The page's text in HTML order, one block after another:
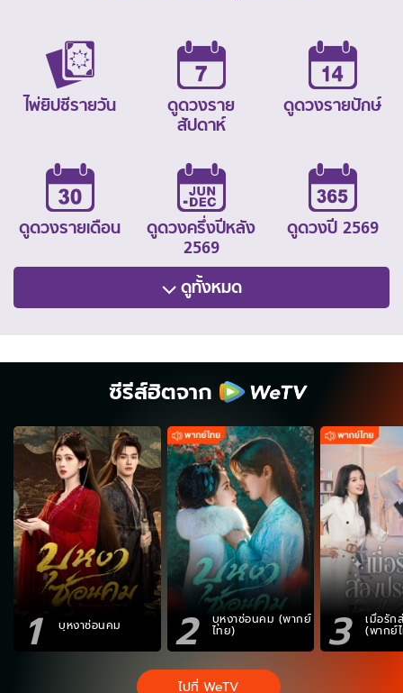
ไพ่ยิปซีรายวัน
ดูดวงราย
สัปดาห์
ดูดวงรายปักษ์
ดูดวงรายเดือน
ดูดวงครึ่งปีหลัง
2569
ดูดวงปี 2569
ดูทั้งหมด
ซีรีส์ฮิตจาก
1 บุหงาซ่อนคม 2 บุหงาซ่อนคม (พากย์
ไทย) 3 เมื่อรัก
(พากย์
ไปที่ WeTV